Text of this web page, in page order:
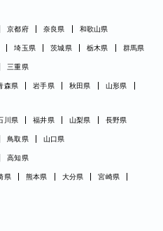
京都府 奈良県 和歌山県
埼玉県 茨城県 栃木県 群馬県
三重県
森県 岩手県 秋田県
山形県
川県 福井県 山梨県 長野県
鳥取県 山口県
高知県
県 熊本県 大分県
宮崎県